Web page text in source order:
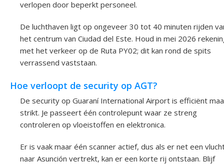
verlopen door beperkt personeel.
De luchthaven ligt op ongeveer 30 tot 40 minuten rijden
het centrum van Ciudad del Este. Houd in mei 2026
met het verkeer op de Ruta PY02; dit kan rond de spits
verrassend vaststaan.
Hoe verloopt de security op AGT?
De security op Guaraní International Airport is efficiënt
strikt. Je passeert één controlepunt waar ze streng
controleren op vloeistoffen en elektronica.
Er is vaak maar één scanner actief, dus als er net een
naar Asunción vertrekt, kan er een korte rij ontstaan. Blijf